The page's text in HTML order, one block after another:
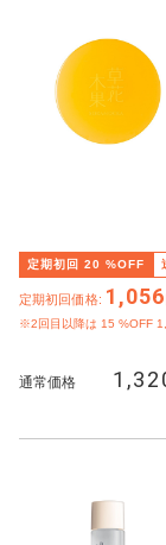
定期初回 20 %OFF
定期初回価格: 1,056
※2回目以降は 15 %OFF
通常価格